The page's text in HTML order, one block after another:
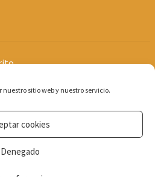
sitio web y nuestro servicio.
cookies
Denegado
y Estética 2026